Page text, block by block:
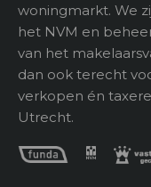
Buitenruimte
Tuin
woningmarkt. We
het NVM en
van het
dan ook terecht
verkopen én
Utrecht.